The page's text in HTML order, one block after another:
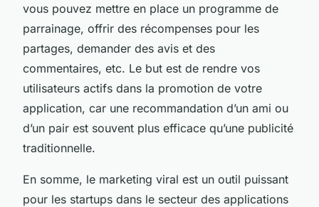
vous pouvez mettre en place un programme de
parrainage, offrir des récompenses pour les
partages, demander des avis et des
commentaires, etc. Le but est de rendre vos
utilisateurs actifs dans la promotion de votre
application, car une recommandation d’un ami ou
d’un pair est souvent plus efficace qu’une publicité
traditionnelle.
En somme, le marketing viral est un outil puissant
pour les startups dans le secteur des applications